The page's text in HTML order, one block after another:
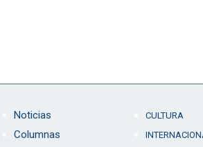
Noticias
Columnas
CULTURA